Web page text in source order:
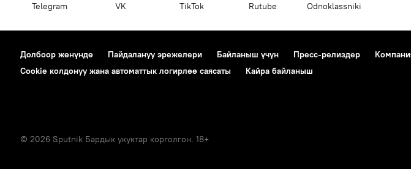
Telegram VK ТikТоk Rutube Odnoklassniki
Долбоор жөнүндө Пайдалануу эрежелери Байланыш үчүн Пресс-релиздер
Cookie колдонуу жана автоматтык логирлөө саясаты
Кайра байланыш
© 2026 Sputnik Бардык укуктар корголгон. 18+